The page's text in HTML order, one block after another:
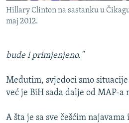
Hillary Clinton na sastanku u
maj 2012.
bude i primjenjeno."
Međutim, svjedoci smo
već je BiH sada dalje od MAP-a
A šta je sa sve češćim